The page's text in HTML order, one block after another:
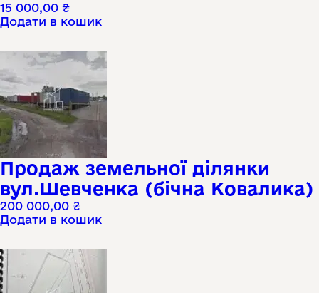
15 000,00 ₴
Додати в кошик
Продаж земельної ділянки
вул.Шевченка (бічна Ковалика)
200 000,00 ₴
Додати в кошик